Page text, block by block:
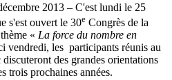
2013 – C'est lundi le 25
s'est ouvert le 30e Congrès de la
thème « La force du nombre en
vendredi, les participants réunis au
discuteront des grandes orientations
trois prochaines années.